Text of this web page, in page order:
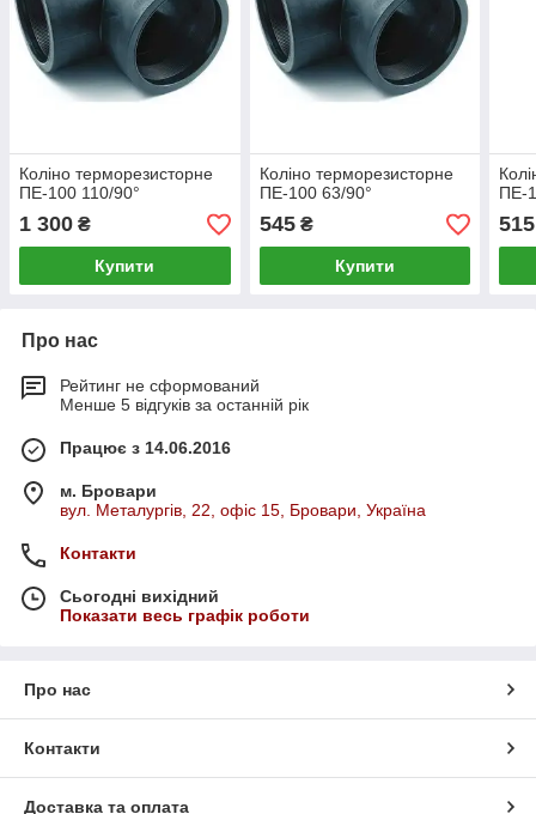
Коліно терморезисторне
ПЕ-100 110/90°
1 300 ₴
Купити
Коліно терморезисторне
ПЕ-100 63/90°
545₴
Купити
ПЕ-
515
Про нас
Рейтинг не сформований
Менше 5 відгуків за останній рік
Працює з 14.06.2016
м. Бровари
вул. Металургів, 22, офіс 15, Бровари, Україна
Контакти
Сьогодні вихідний
Показати весь графік роботи
Про нас
Контакти
Доставка та оплата